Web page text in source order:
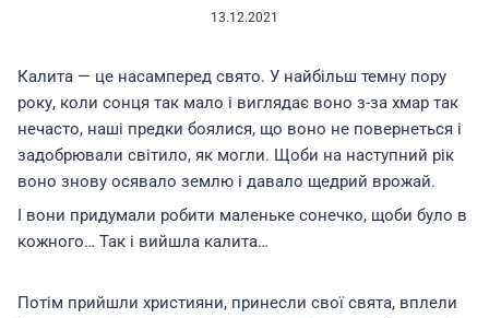
13.12.2021
Калита — це насамперед свято. У найбільш темну пору
року, коли сонця так мало і виглядає воно з-за хмар так
нечасто, наші предки боялися, що воно не повернеться і
задобрювали світило, як могли. Щоби на наступний рік
воно знову осявало землю і давало щедрий врожай.
І вони придумали робити маленьке сонечко, щоби було в
кожного… Так і вийшла калита…
Потім прийшли християни, принесли свої свята, вплели